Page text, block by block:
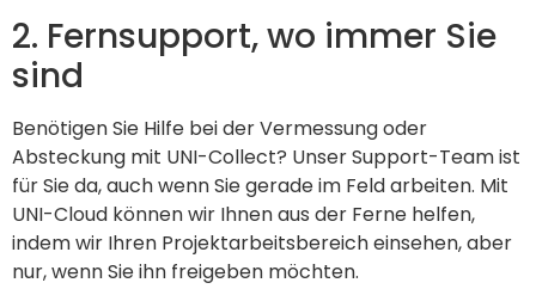
2. Fernsupport, wo immer Sie
sind
Benötigen Sie Hilfe bei der Vermessung oder
Absteckung mit UNI-Collect? Unser Support-Team ist
für Sie da, auch wenn Sie gerade im Feld arbeiten. Mit
UNI-Cloud können wir Ihnen aus der Ferne helfen,
indem wir Ihren Projektarbeitsbereich einsehen, aber
nur, wenn Sie ihn freigeben möchten.